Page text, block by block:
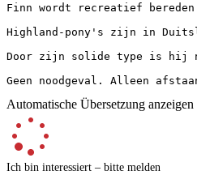
Finn wordt recreatief
Highland-pony's zijn in
Door zijn solide type is hij
Geen noodgeval. Alleen
Automatische Übersetzung anzeigen
Ich bin interessiert – bitte melden